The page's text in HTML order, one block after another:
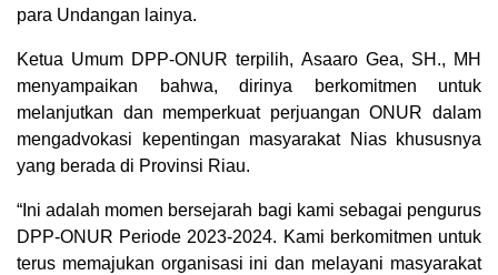
para Undangan lainya.
Ketua Umum DPP-ONUR terpilih, Asaaro Gea, SH., MH
menyampaikan bahwa, dirinya berkomitmen untuk
melanjutkan dan memperkuat perjuangan ONUR dalam
mengadvokasi kepentingan masyarakat Nias khususnya
yang berada di Provinsi Riau.
“Ini adalah momen bersejarah bagi kami sebagai pengurus
DPP-ONUR Periode 2023-2024. Kami berkomitmen untuk
terus memajukan organisasi ini dan melayani masyarakat